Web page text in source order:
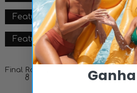
Feature #2 - 7/10
Feature #3 - 9/10
Final Rating
8 Ganha